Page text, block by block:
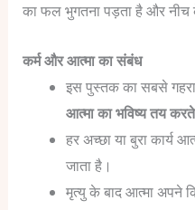
का फल भुगतना पड़ता है और नीच
कर्म और आत्मा का संबंध
इस पुस्तक का सबसे
आत्मा का भविष्य तय
हर अच्छा या बुरा कार्य
जाता है।
मृत्यु के बाद आत्मा अपने